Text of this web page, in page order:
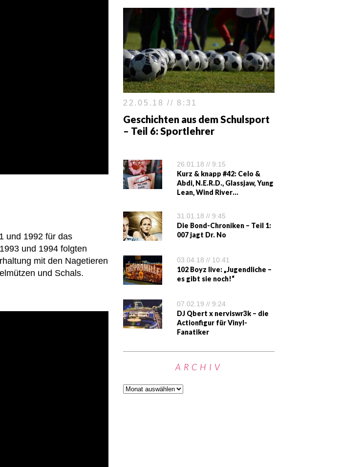
und 1992 für das
und 1994 folgten
mit den Nagetieren
und Schals.
22.05.18 // 8:31
Geschichten aus dem Schulsport
– Teil 6: Sportlehrer
26.01.18 // 9:15
Kurz & knapp #42: Celo &
Abdi, N.E.R.D., Glassjaw, Yung
Lean, Wind River…
31.01.18 // 9:45
Die Bond-Chroniken – Teil 1:
007 jagt Dr. No
03.04.18 // 10:41
102 Boyz live: „Jugendliche –
es gibt sie noch!“
07.02.19 // 9:24
DJ Qbert x nerviswr3k – die
Actionfigur für Vinyl-
Fanatiker
ARCHIV